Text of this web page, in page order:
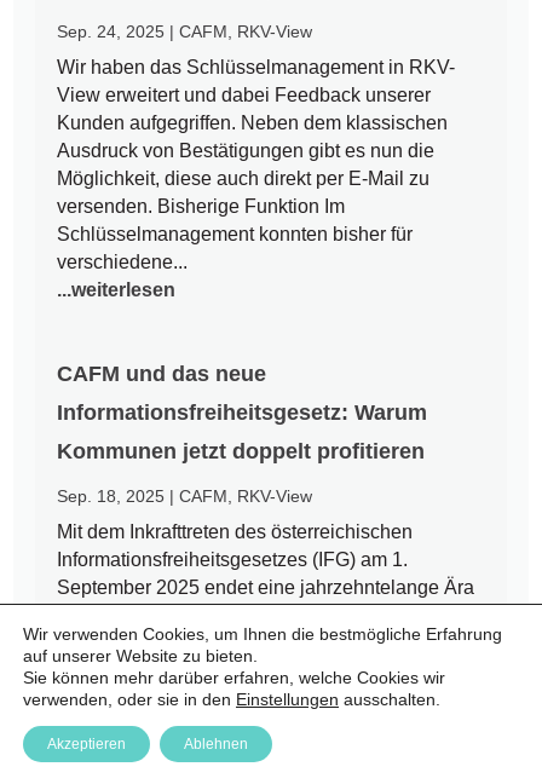
Sep. 24, 2025 |CAFM RKV-View
Wir haben das Schlüsselmanagement in RKV-
View erweitert und dabei Feedback unserer
Kunden aufgegriffen. Neben dem klassischen
Ausdruck von Bestätigungen gibt es nun die
Möglichkeit, diese auch direkt per E-Mail zu
versenden. Bisherige Funktion Im
Schlüsselmanagement konnten bisher für
verschiedene...
...weiterlesen
CAFM und das neue
Informationsfreiheitsgesetz: Warum
Kommunen jetzt doppelt profitieren
Sep. 18, 2025 |CAFM RKV-View
Mit dem Inkrafttreten des österreichischen
Informationsfreiheitsgesetzes (IFG) am 1.
September 2025 endet eine jahrzehntelange Ära
haben nun einen Rechtsanspruch auf Zugang zu
amtlichen Informationen – auch auf kommunaler
Ebene. Für Städte und Gemeinden...
...weiterlesen
Wir verwenden Cookies, um Ihnen die bestmögliche Erfahrung
auf unserer Website zu bieten.
Sie können mehr darüber erfahren, welche Cookies wir
verwenden, oder sie in den Einstellungen ausschalten.
Akzeptieren Ablehnen